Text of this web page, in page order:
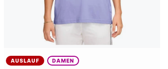
AUSLAUF DAMEN